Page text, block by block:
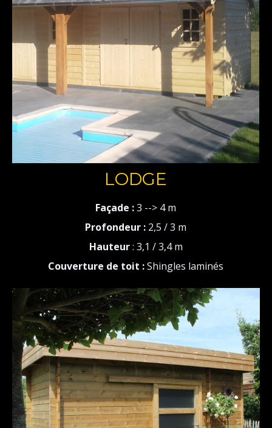
LODGE
Façade :3 --> 4 m
Profondeur : 2,5 / 3 m
Hauteur: 3,1 / 3,4 m
Couverture de toit :Shingles laminés